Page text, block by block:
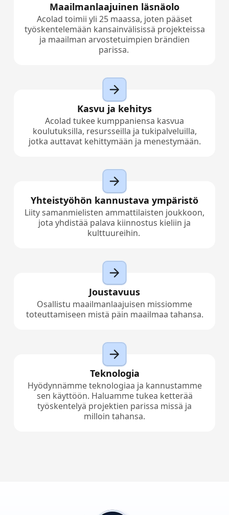
Maailmanlaajuinen läsnäolo
Acolad toimii yli 25 maassa, joten pääset
työskentelemään kansainvälisissä projekteissa
ja maailman arvostetuimpien brändien
parissa.
Kasvu ja kehitys
Acolad tukee kumppaniensa kasvua
koulutuksilla, resursseilla ja tukipalveluilla,
jotka auttavat kehittymään ja menestymään.
Yhteistyöhön kannustava ympäristö
Liity samanmielisten ammattilaisten joukkoon,
jota yhdistää palava kiinnostus kieliin ja
kulttuureihin.
Joustavuus
Osallistu maailmanlaajuisen missiomme
toteuttamiseen mistä päin maailmaa tahansa.
Teknologia
Hyödynnämme teknologiaa ja kannustamme
sen käyttöön. Haluamme tukea ketterää
työskentelyä projektien parissa missä ja
milloin tahansa.